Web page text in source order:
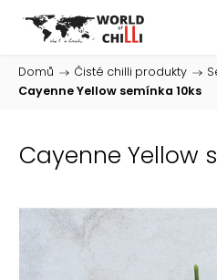
Domů / Čisté chilli produkty /
Cayenne Yellow semínka 10ks
Cayenne Yellow